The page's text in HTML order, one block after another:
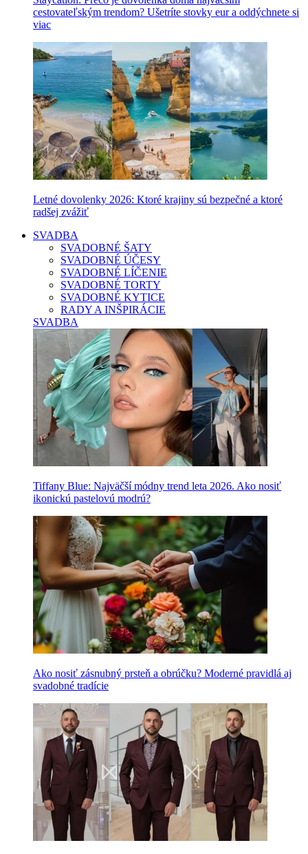
cestovateľským trendom? Ušetríte stovky eur a oddýchnete si
viac
Letné dovolenky 2026: Ktoré krajiny sú bezpečné a ktoré
radšej zvážiť
SVADBA
SVADOBNÉ ŠATY
SVADOBNÉ ÚČESY
SVADOBNÉ LÍČENIE
SVADOBNÉ TORTY
SVADOBNÉ KYTICE
RADY A INŠPIRÁCIE
SVADBA
Tiffany Blue: Najväčší módny trend leta 2026. Ako nosiť
ikonickú pastelovú modrú?
Ako nosiť zásnubný prsteň a obrúčku? Moderné pravidlá aj
svadobné tradície